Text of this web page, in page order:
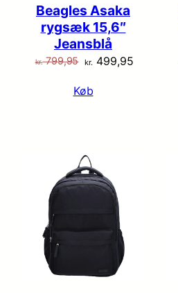
Beagles Asaka
rygsæk 15,6″
Jeansblå
kr.799,95 Den
pris
kr. 499,95
Køb